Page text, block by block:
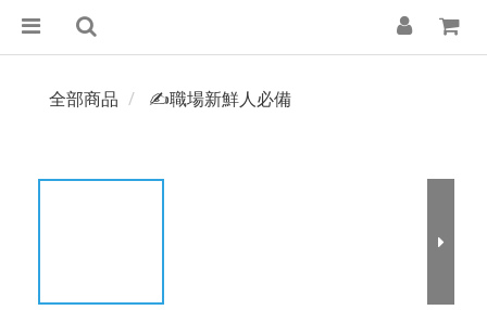
全部商品 ✍️職場新鮮人必備